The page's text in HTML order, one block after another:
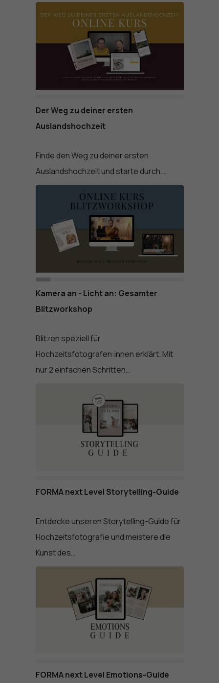
Der Weg zu deiner ersten
Auslandshochzeit
Finde den Weg zu deiner ersten
Auslandshochzeit und starte durch.…
Kamera an - Licht an: Gesamter
Blitzworkshop
Blitzen speziell für
Hochzeitsfotografen:innen erklärt. Mit
nur 2 einfachen Schritten…
FORMA next Level Storytelling-Guide
Entdecke unseren Storytelling-Guide für
Hochzeitsfotografie und meistere die
Kunst des…
FORMA next Level Emotions-Guide